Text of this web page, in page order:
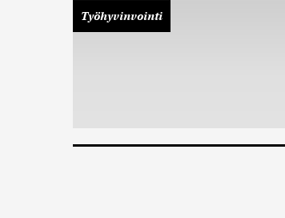
Työhyvinvointi